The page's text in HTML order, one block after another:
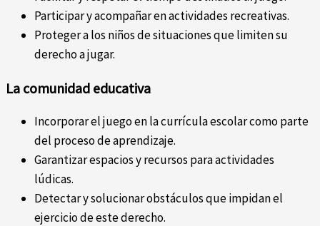
Participar y acompañar en actividades recreativas.
Proteger a los niños de situaciones que limiten su
derecho a jugar.
La comunidad educativa
Incorporar el juego en la currícula escolar como parte
del proceso de aprendizaje.
Garantizar espacios y recursos para actividades
lúdicas.
Detectar y solucionar obstáculos que impidan el
ejercicio de este derecho.